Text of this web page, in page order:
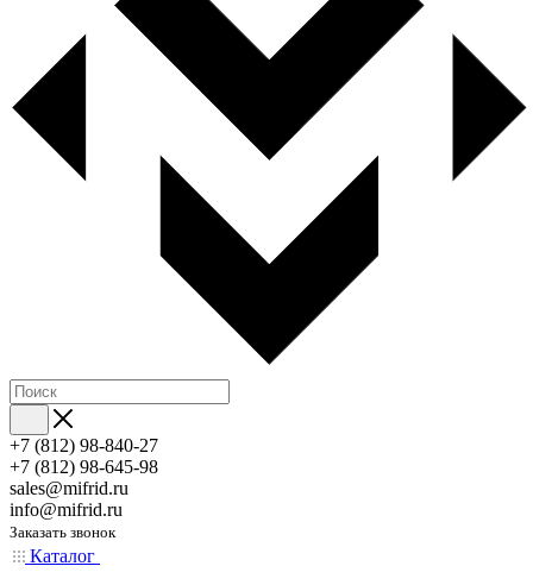
+7 (812) 98-840-27
+7 (812) 98-645-98
sales@mifrid.ru
info@mifrid.ru
Заказать звонок
Каталог